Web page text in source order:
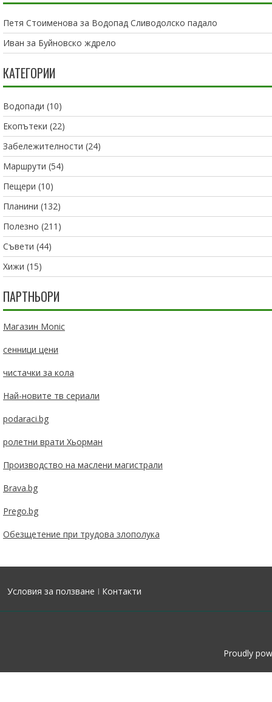
Петя Стоименова за Водопад Сливодолско падало
Иван за Буйновско ждрело
КАТЕГОРИИ
Водопади (10)
Екопътеки (22)
Забележителности (24)
Маршрути (54)
Пещери (10)
Планини (132)
Полезно (211)
Съвети (44)
Хижи (15)
ПАРТНЬОРИ
Магазин Monic
сенници цени
чистачки за кола
Най-новите тв сериали
podaraci.bg
ролетни врати Хьорман
Производство на маслени магистрали
Brava.bg
Prego.bg
Обезщетение при трудова злополука
Условия за ползване I Контакти
Proudly